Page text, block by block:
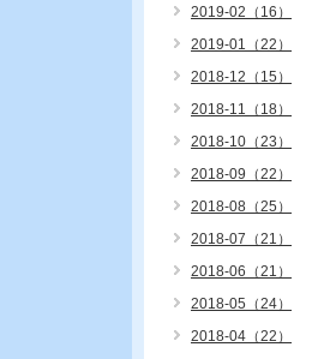
2019-02（16）
2019-01（22）
2018-12（15）
2018-11（18）
2018-10（23）
2018-09（22）
2018-08（25）
2018-07（21）
2018-06（21）
2018-05（24）
2018-04（22）